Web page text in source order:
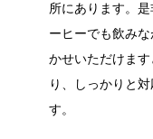
所にあります。
ーヒーでも飲み
かせいただけま
り、しっかりと
す。